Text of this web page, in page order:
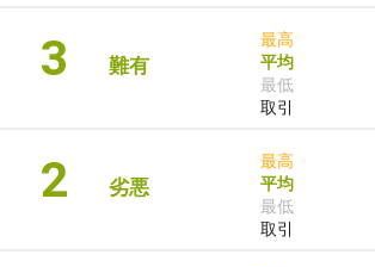
3 難有
最高
平均
最低
取引
2 劣悪
最高
平均
最低
取引